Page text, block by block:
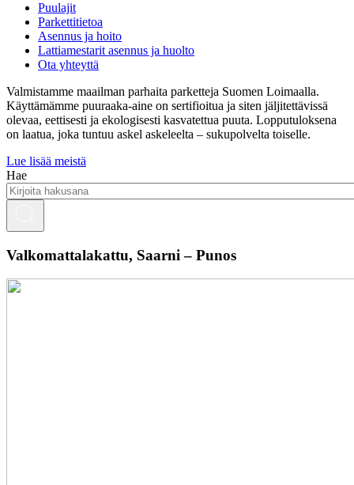
Puulajit
Parkettitietoa
Asennus ja hoito
Lattiamestarit asennus ja huolto
Ota yhteyttä
Valmistamme maailman parhaita parketteja Suomen Loimaalla.
Käyttämämme puuraaka-aine on sertifioitua ja siten jäljitettävissä
olevaa, eettisesti ja ekologisesti kasvatettua puuta. Lopputuloksena
on laatua, joka tuntuu askel askeleelta – sukupolvelta toiselle.
Lue lisää meistä
Hae
Valkomattalakattu, Saarni – Punos